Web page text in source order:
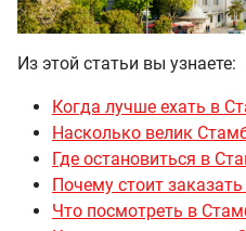
Из этой статьи вы узнаете:
Когда лучше ехать в
Насколько велик
Где остановиться в
Почему стоит
Что посмотреть в